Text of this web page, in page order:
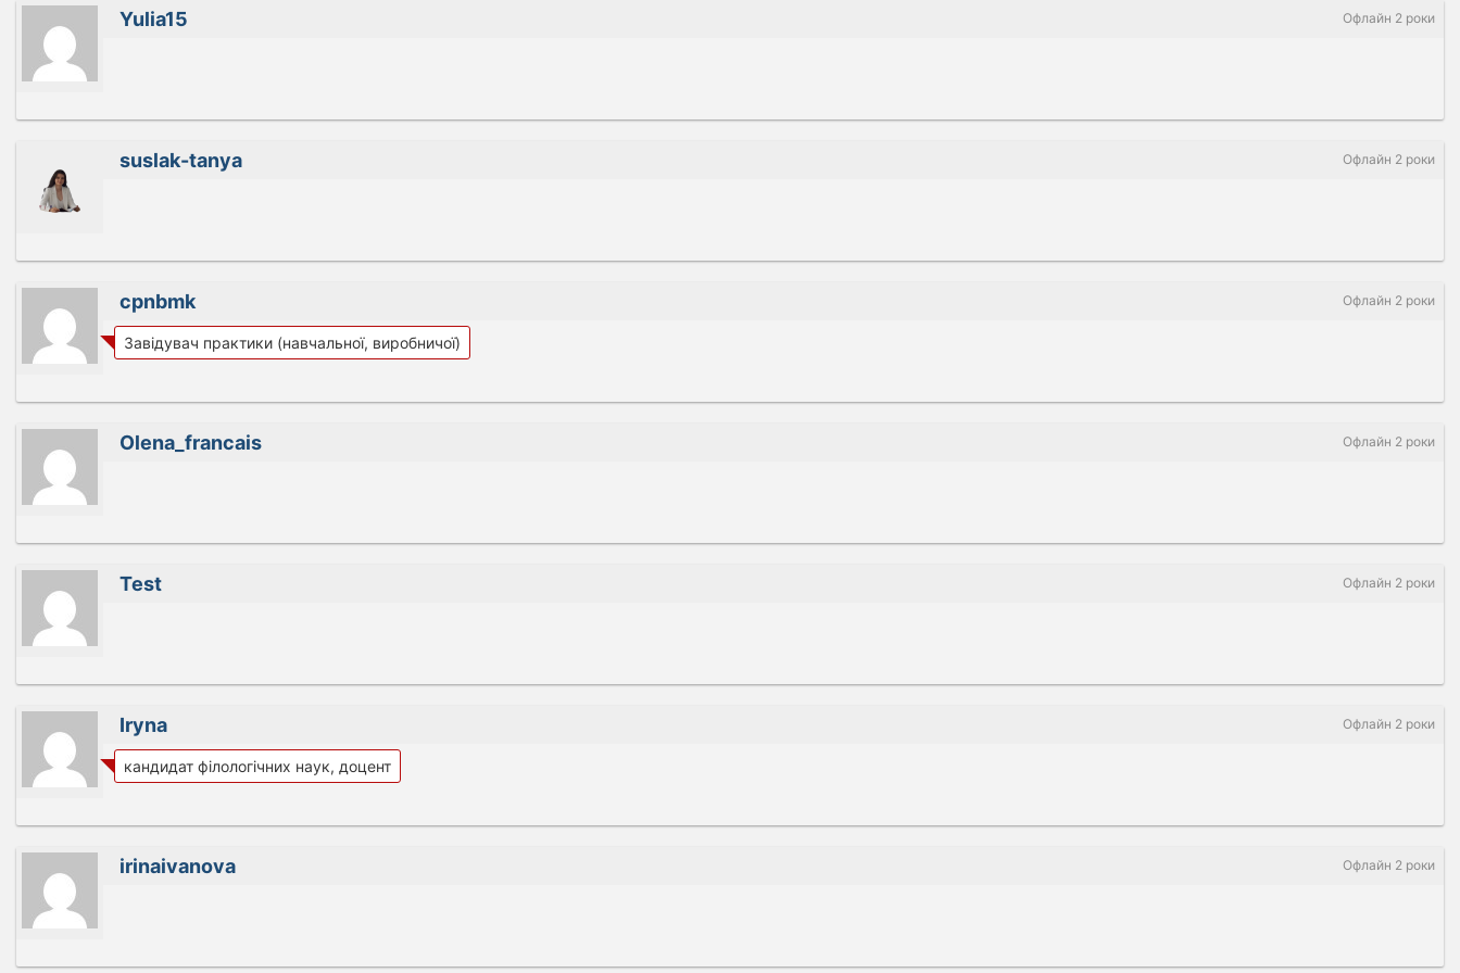
Офлайн 2 роки
Yulia15
Офлайн 2 роки
suslak-tanya
Офлайн 2 роки
cpnbmk
Завідувач практики (навчальної, виробничої)
Офлайн 2 роки
Olena_francais
Офлайн 2 роки
Test
Офлайн 2 роки
Iryna
кандидат філологічних наук, доцент
Офлайн 2 роки
irinaivanova